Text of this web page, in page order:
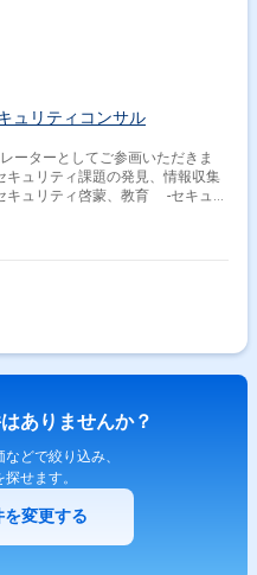
ュリティコンサル
ーターとしてご参画いただきま
ュリティ課題の発見、情報収集
ュリティ啓蒙、教育 -セキュリ
ありませんか？
どで絞り込み、
せます。
変更する